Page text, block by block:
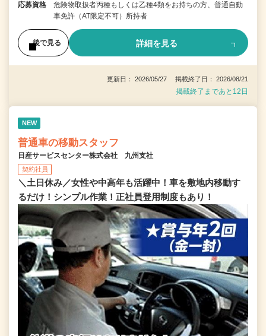
応募資格
危険物取扱者丙種もしくは乙種4類をお持ちの方、普通自動
車免許（AT限定不可）所持者
後で見る 詳細を見る
更新日： 2026/05/27 掲載終了日： 2026/08/21
掲載終了まであと12日
NEW
普通車の移動スタッフ
日産サービスセンター株式会社 九州支社
契約社員
＼土日休み／女性や中高年も活躍中！車を敷地内移動す
るだけ！シンプル作業！正社員登用制度もあり！